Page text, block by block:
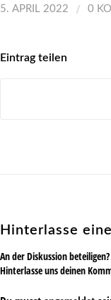
5. APRIL 2022 / 0
Eintrag teilen
Hinterlasse
An der Diskussion beteiligen?
Hinterlasse uns deinen